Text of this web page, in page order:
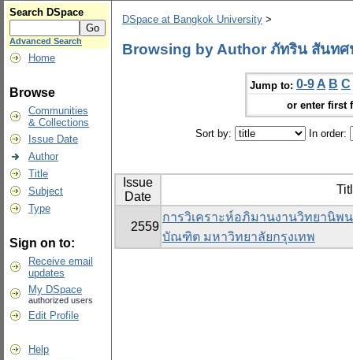
Search DSpace
Advanced Search
Home
Browse
Communities
& Collections
Issue Date
Author
Title
Subject
Type
Sign on to:
Receive email
updates
My DSpace
authorized users
Edit Profile
Help
DSpace at Bangkok University >
Browsing by Author ภัทริน สันทศ
Jump to: 0-9 A B C
or enter first
Sort by: In order:
Issue
Date
2559
การวิเคราะห์อภิมานงานวิทยานิพ
บัณฑิต มหาวิทยาลัยกรุงเทพ